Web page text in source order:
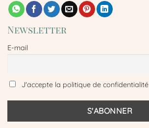
Newsletter
E-mail
J'accepte la politique de confidentialité